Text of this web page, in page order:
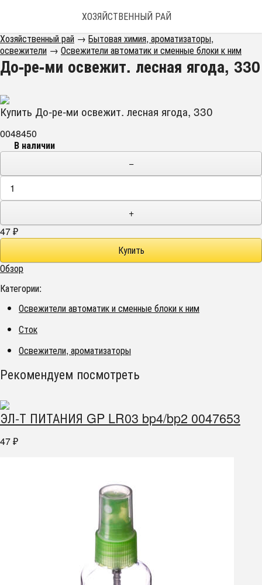
ХОЗЯЙСТВЕННЫЙ РАЙ
Хозяйственный рай → Бытовая химия, ароматизаторы,
освежители → Освежители автоматик и сменные блоки к ним
До-ре-ми освежит. лесная ягода, 330
Купить До-ре-ми освежит. лесная ягода, 330
0048450
В наличии
−
+
47 ₽
Обзор
Категории:
Освежители автоматик и сменные блоки к ним
Сток
Освежители, ароматизаторы
Рекомендуем посмотреть
ЭЛ-Т ПИТАНИЯ GP LR03 bp4/bp2 0047653
47 ₽